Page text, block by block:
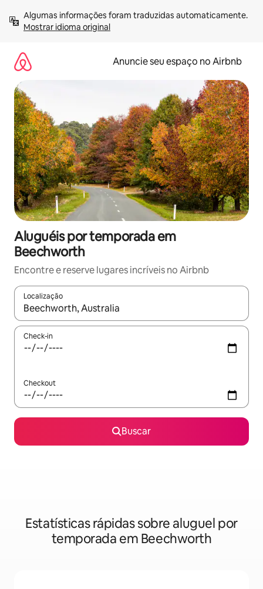
para
Mostrar idioma original
Anuncie seu espaço no Airbnb
Aluguéis por temporada em
Beechworth
Encontre e reserve lugares incríveis no Airbnb
Localização
Quando os resultados estiverem disponíveis, explore-os
Check-in
Checkout
Buscar
Estatísticas rápidas sobre aluguel por
temporada em Beechworth